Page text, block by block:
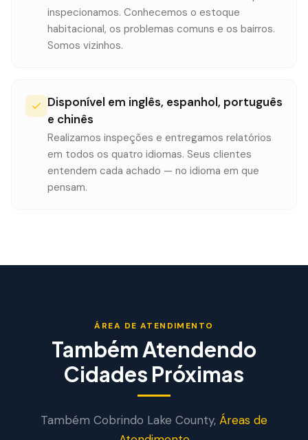
inspecionamos. Conhecemos o estoque
habitacional, os problemas comuns e os bairros.
Somos vizinhos.
Disponível em inglês, espanhol, português
e chinês
Realizamos inspeções e entregamos relatórios
em todos os quatro idiomas. Seus clientes
entendem cada achado — no idioma em que
pensam.
ÁREA DE ATENDIMENTO
Também Atendendo
Cidades Próximas
Também Cobrindo Lake County, Áreas de